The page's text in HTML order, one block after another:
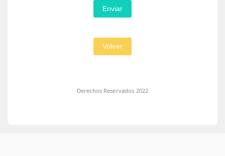
Enviar
Volver
Derechos Reservados 2022